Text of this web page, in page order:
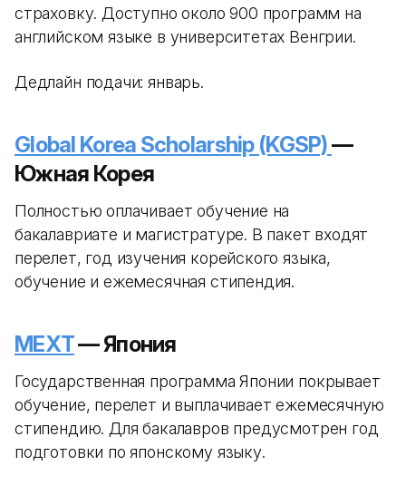
страховку. Доступно около 900 программ на
английском языке в университетах Венгрии.
Дедлайн подачи: январь.
Global Korea Scholarship (KGSP)—
Южная Корея
Полностью оплачивает обучение на
бакалавриате и магистратуре. В пакет входят
перелет, год изучения корейского языка,
обучение и ежемесячная стипендия.
MEXT— Япония
Государственная программа Японии покрывает
обучение, перелет и выплачивает ежемесячную
стипендию. Для бакалавров предусмотрен год
подготовки по японскому языку.